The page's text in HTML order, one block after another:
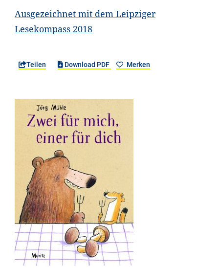
Ausgezeichnet mit dem Leipziger
Lesekompass 2018
Teilen Download PDF Merken